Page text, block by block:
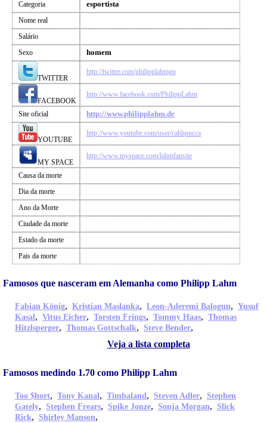
Categoria esportista
Nome real
Salário
Sexo
homem
TWITTER
http://twitter.com/philipplahmgp
FACEBOOK
http://www.facebook.com/PhilippLahm
Site oficial http://www.philipplahm.de
YOUTUBE
http://www.youtube.com/user/cahhpucca
MY SPACE
http://www.myspace.com/lahmfansite
Causa da morte
Dia da morte
Ano da Morte
Ciudade da morte
Estado da morte
Pais da morte
Famosos que nasceram em Alemanha como Philipp Lahm
Fabian König, Kristian Maslanka, Leon-Aderemi Balogun, Yusuf
Kasal, Vitus Eicher, Torsten Frings, Tommy Haas, Thomas
Hitzlsperger, Thomas Gottschalk, Steve Bender,
Veja a lista completa
Famosos medindo 1.70 como Philipp Lahm
Too $hort, Tony Kanal, Timbaland, Steven Adler, Stephen
Gately, Stephen Frears, Spike Jonze, Sonja Morgan, Slick
Rick, Shirley Manson,